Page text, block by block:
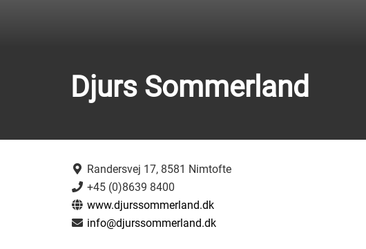
Djurs Sommerland
Randersvej 17, 8581 Nimtofte
+45 (0)8639 8400
www.djurssommerland.dk
info@djurssommerland.dk